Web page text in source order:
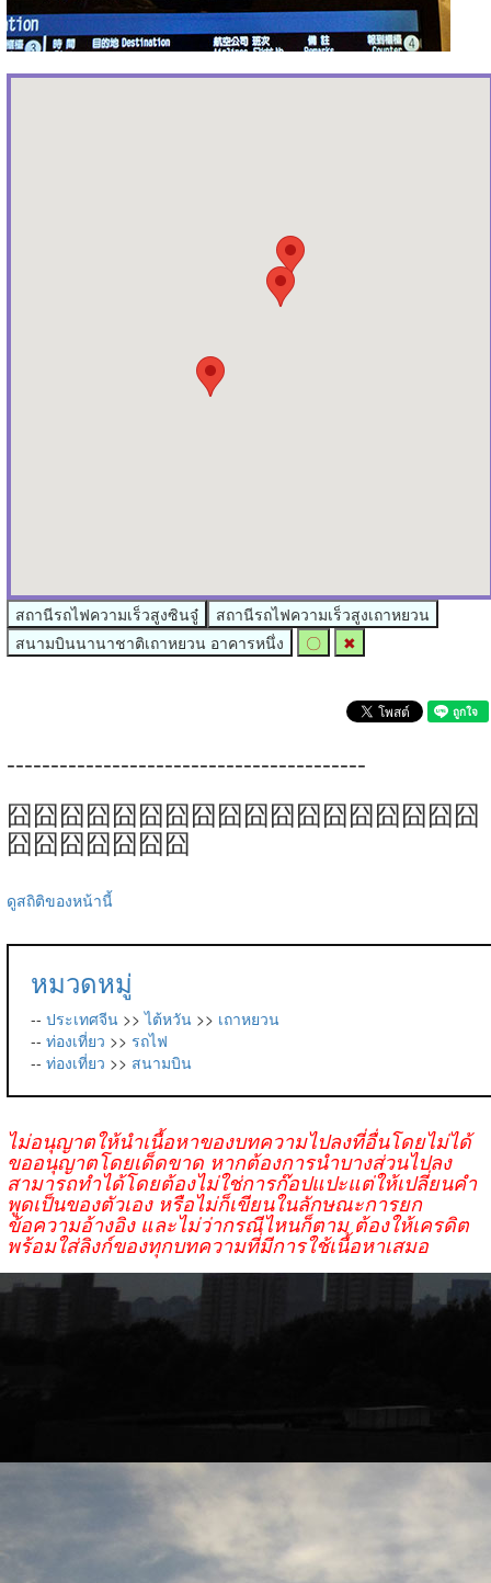
สถานีรถไฟความเร็วสูงซินจู๋
สถานีรถไฟความเร็วสูงเถาหยวน
สนามบินนานาชาติเถาหยวน อาคารหนึ่ง
〇 ✖
-----------------------------------------
囧囧囧囧囧囧囧囧囧囧囧囧囧囧囧囧囧囧
囧囧囧囧囧囧囧
ดูสถิติของหน้านี้
หมวดหมู่
-- ประเทศจีน >>ไต้หวัน >> เถาหยวน
-- ท่องเที่ยว >> รถไฟ
-- ท่องเที่ยว >> สนามบิน
ไม่อนุญาตให้นำเนื้อหาของบทความไปลงที่อื่นโดยไม่ได้
ขออนุญาตโดยเด็ดขาด หากต้องการนำบางส่วนไปลง
สามารถทำได้โดยต้องไม่ใช่การก๊อปแปะแต่ให้เปลี่ยนคำ
พูดเป็นของตัวเอง หรือไม่ก็เขียนในลักษณะการยก
ข้อความอ้างอิง และไม่ว่ากรณีไหนก็ตาม ต้องให้เครดิต
พร้อมใส่ลิงก์ของทุกบทความที่มีการใช้เนื้อหาเสมอ